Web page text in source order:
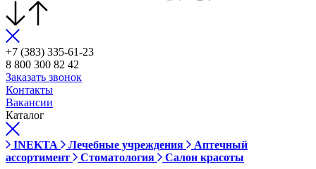
+7 (383) 335-61-23
8 800 300 82 42
Заказать звонок
Контакты
Вакансии
Каталог
INEKTA Лечебные учреждения
Аптечный
ассортимент
Стоматология Салон красоты